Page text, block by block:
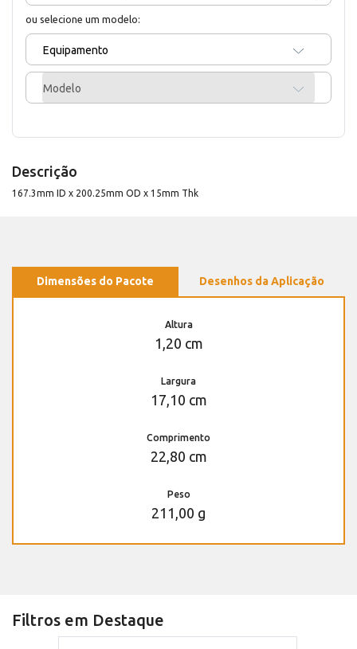
ou selecione um modelo:
Equipamento
Modelo
Descrição
167.3mm ID x 200.25mm OD x 15mm Thk
Dimensões do Pacote Desenhos da Aplicação
Altura
1,20 cm
Largura
17,10 cm
Comprimento
22,80 cm
Peso
211,00 g
Filtros em Destaque